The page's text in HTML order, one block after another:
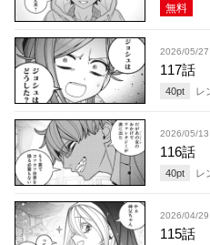
無料
2026/05/27
117話
40pt レ
2026/05/13
116話
40pt レ
2026/04/29
115話